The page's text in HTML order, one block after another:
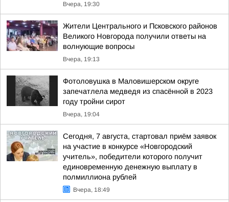
Вчера, 19:30
Жители Центрального и Псковского районов
Великого Новгорода получили ответы на
волнующие вопросы
Вчера, 19:13
Фотоловушка в Маловишерском округе
запечатлела медведя из спасённой в 2023
году тройни сирот
Вчера, 19:04
Сегодня, 7 августа, стартовал приём заявок
на участие в конкурсе «Новгородский
учитель», победители которого получит
единовременную денежную выплату в
полмиллиона рублей
Вчера, 18:49